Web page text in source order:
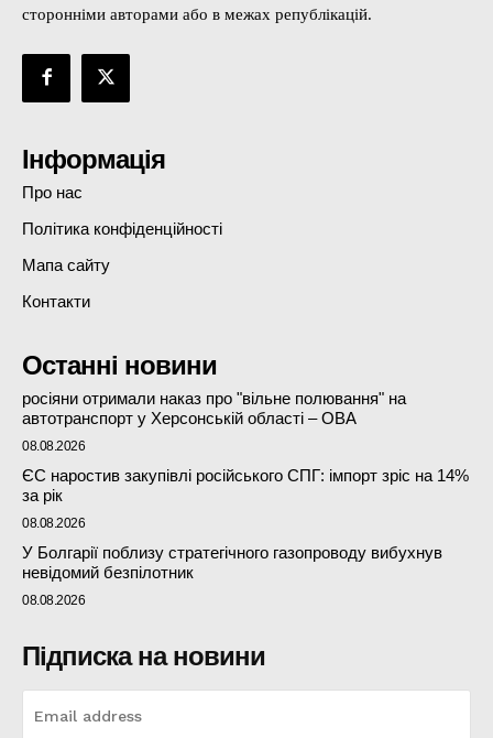
сторонніми авторами або в межах републікацій.
Інформація
Про нас
Політика конфіденційності
Мапа сайту
Контакти
Останні новини
росіяни отримали наказ про "вільне полювання" на
автотранспорт у Херсонській області – ОВА
08.08.2026
ЄС наростив закупівлі російського СПГ: імпорт зріс на 14%
за рік
08.08.2026
У Болгарії поблизу стратегічного газопроводу вибухнув
невідомий безпілотник
08.08.2026
Підписка на новини